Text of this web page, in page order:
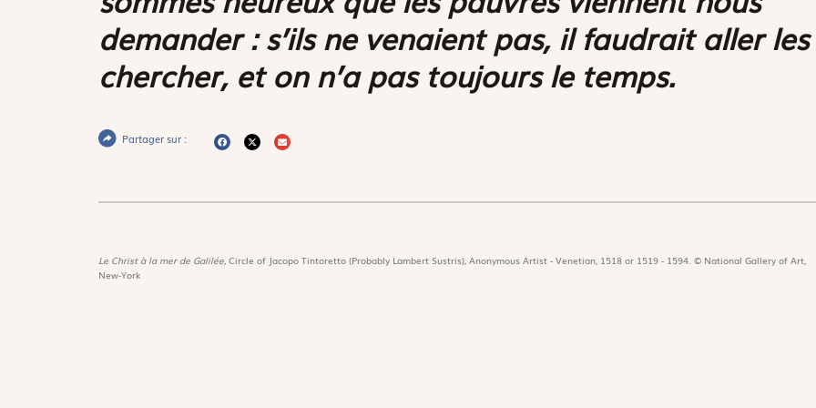
demander : s’ils ne venaient pas, il faudrait aller les
chercher, et on n’a pas toujours le temps.
Partager sur :
Le Christ à la mer de Galilée, Circle of Jacopo Tintoretto (Probably Lambert Sustris), Anonymous Artist - Venetian, 1518 or 1519 - 1594. © National Gallery of Art,
New-York